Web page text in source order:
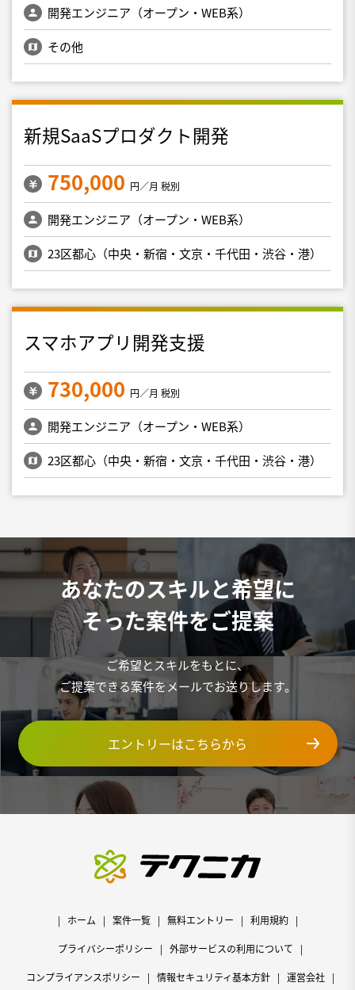
開発エンジニア（オープン・WEB系）
その他
新規SaaSプロダクト開発
750,000 円／月 税別
開発エンジニア（オープン・WEB系）
23区都心（中央・新宿・文京・千代田・渋谷・港）
スマホアプリ開発支援
730,000 円／月 税別
開発エンジニア（オープン・WEB系）
23区都心（中央・新宿・文京・千代田・渋谷・港）
あなたのスキルと希望に
そった案件をご提案
ご希望とスキルをもとに、
ご提案できる案件をメールでお送りします。
エントリーはこちらから
ホーム 案件一覧 無料エントリー 利用規約
プライバシーポリシー 外部サービスの利用について
コンプライアンスポリシー 情報セキュリティ基本方針 運営会社